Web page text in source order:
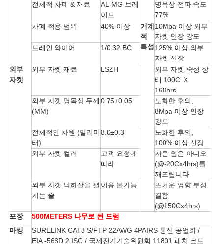
전체적 차폐 & 재료
AL-MG 브레
이드
명목상 전파 속도
77%
차폐 적용 범위
40% 이상
기계
적
특성
10Mpa 이상 외부
자켓 인장 강도
드레인 와이어
1/0.32 BC 125% 이상외부
자켓 신장
외부
자켓
외부 자켓 재료 LSZH
외부 자켓 숙성 상
태 100C Ｘ
168hrs
외부 자켓 명목상 두께
(MM)
0.75±0.05
노화한 후의,
8Mpa 이상인장
강도
전체적인 차원 (밀리미
터)
8.0±0.3
노화한 후의,
100% 이상신장
외부 자켓 컬러
고객 요청에
따라
저온 휨은 아니오
(@-20Cx4hrs)를
깨뜨립니다
외부 자켓 낙하산을 펼
치는 줄
이용 불가능
뜨거운 영향 부정
결함
(@150Cx4hrs)
포장
500METERS 나무로 된 드럼
마킹
SURELINK CAT8 S/FTP 22AWG 4PAIRS 통신 공업회 /
EIA -568D.2 ISO / 국제전기기술위원회 11801 패치 코드